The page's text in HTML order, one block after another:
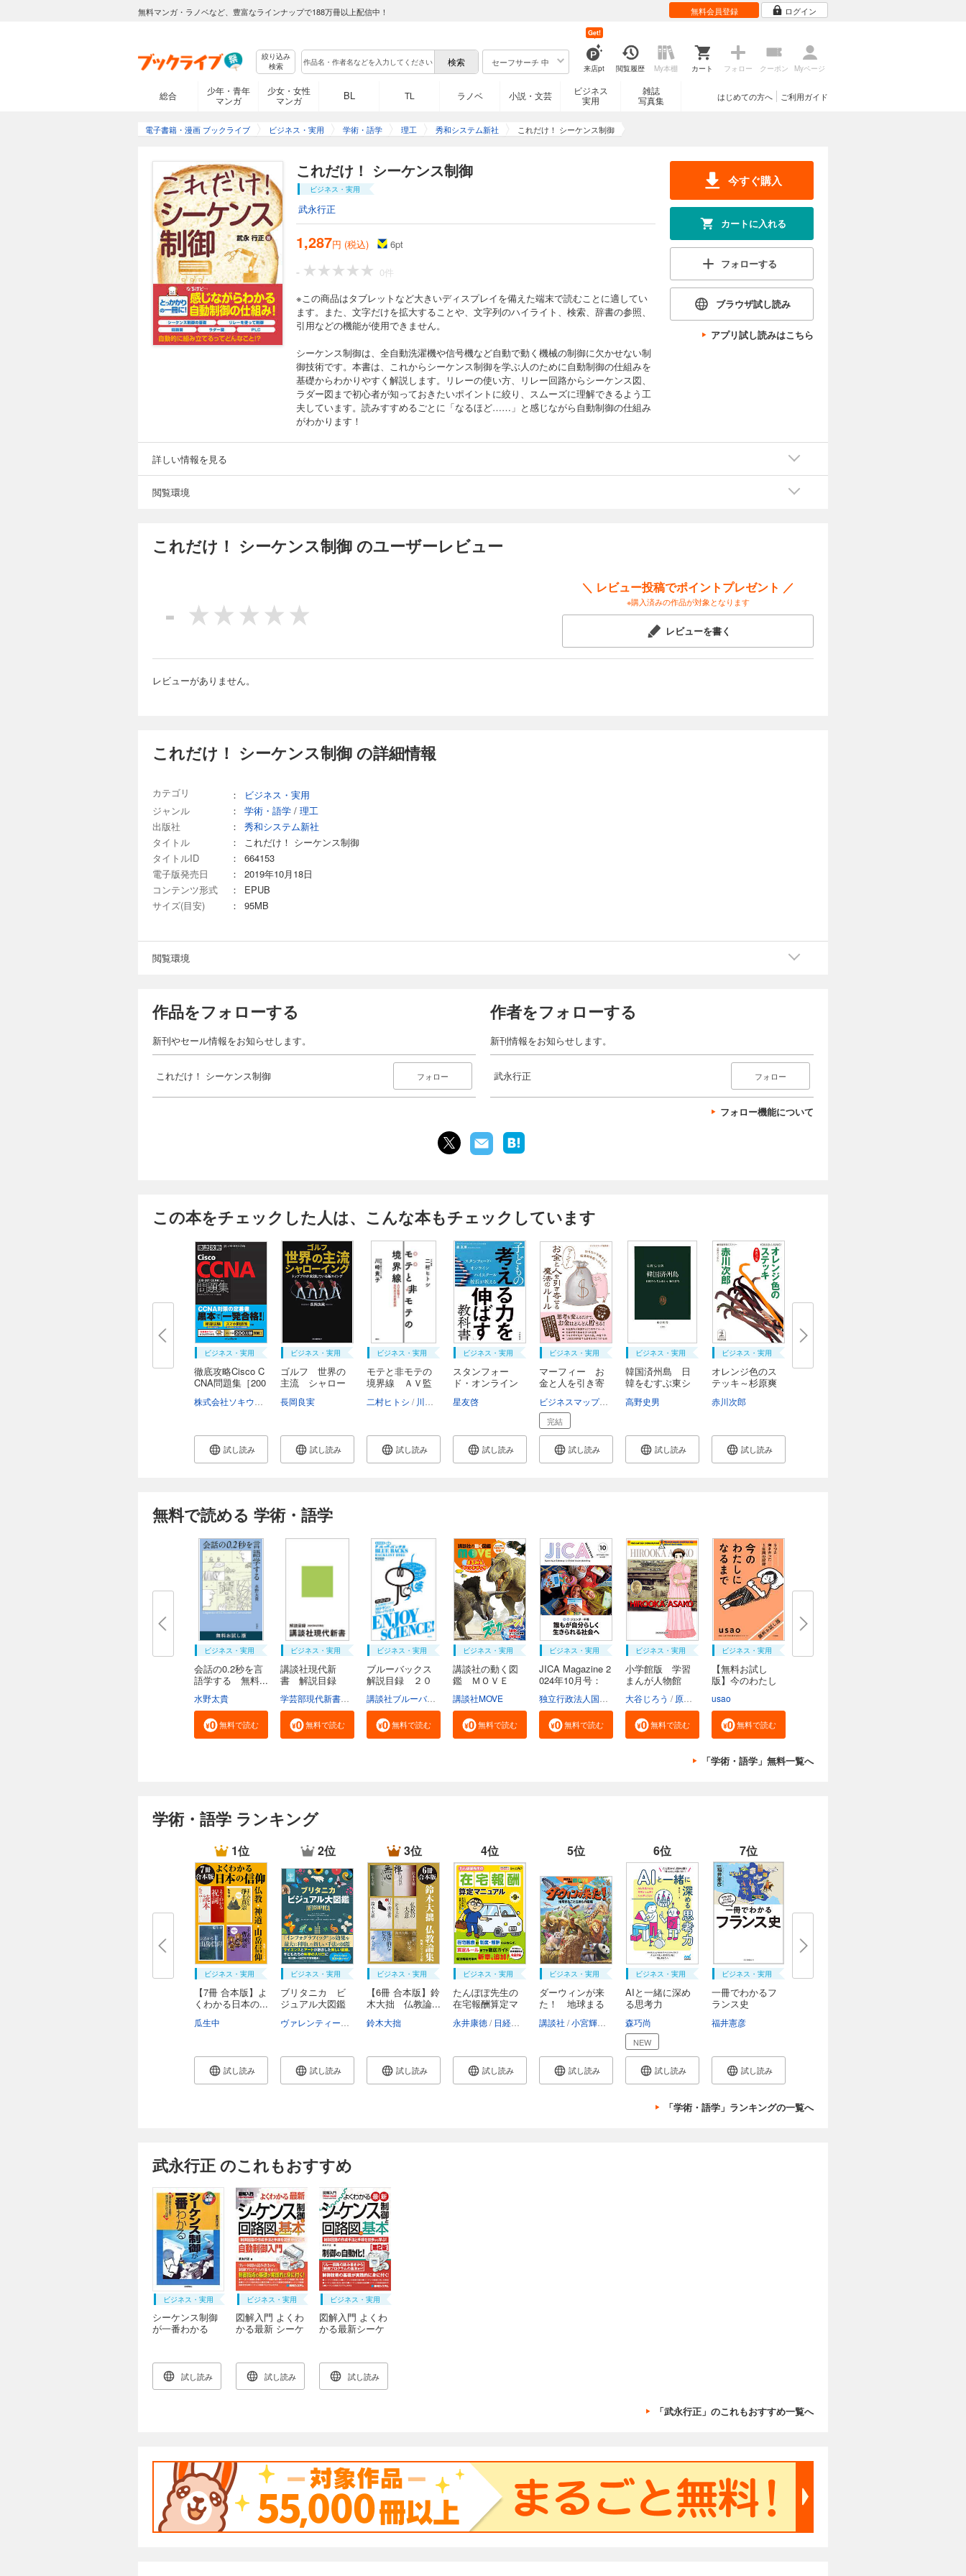
無料マンガ・ラノベなど、豊富なラインナップで188万冊以上配信中！ 無料会員登録 ログイン
絞り込み
検索
セーフサーチ 中
来店pt
Get!
閲覧履歴 My本棚 カート フォロー クーポン Myページ
総合
少年・青年
マンガ
少女・女性
マンガ
BL TL ラノベ 小説・文芸
ビジネス
実用
雑誌
写真集
ご利用ガイド
はじめての方へ
電子書籍・漫画 ブックライブ ビジネス・実用 学術・語学 理工 秀和システム新社 これだけ！ シーケンス制御
これだけ！ シーケンス制御
ビジネス・実用
武永行正
1,287円 (税込) 6pt
-
0件
※この商品はタブレットなど大きいディスプレイを備えた端末で読むことに適してい
ます。また、文字だけを拡大することや、文字列のハイライト、検索、辞書の参照、
引用などの機能が使用できません。
シーケンス制御は、全自動洗濯機や信号機など自動で動く機械の制御に欠かせない制
御技術です。本書は、これからシーケンス制御を学ぶ人のために自動制御の仕組みを
基礎からわかりやすく解説します。リレーの使い方、リレー回路からシーケンス図、
ラダー図まで初心者が知っておきたいポイントに絞り、スムーズに理解できるよう工
夫しています。読みすすめるごとに「なるほど……」と感じながら自動制御の仕組み
がわかります！
今すぐ購入
カートに入れる
フォローする
ブラウザ試し読み
アプリ試し読みはこちら
詳しい情報を見る
閲覧環境
これだけ！ シーケンス制御 のユーザーレビュー
-
＼ レビュー投稿でポイントプレゼント ／
※購入済みの作品が対象となります
レビューを書く
レビューがありません。
これだけ！ シーケンス制御 の詳細情報
カテゴリ ：
ビジネス・実用
ジャンル
： 学術・語学 / 理工
出版社
：
秀和システム新社
タイトル
：
これだけ！ シーケンス制御
タイトルID
：
664153
電子版発売日
：
2019年10月18日
コンテンツ形式
：
EPUB
サイズ(目安)
： 95MB
閲覧環境
作品をフォローする
新刊やセール情報をお知らせします。
これだけ！ シーケンス制御 フォロー
作者をフォローする
新刊情報をお知らせします。
武永行正 フォロー
フォロー機能について
この本をチェックした人は、こんな本もチェックしています
ビジネス・実用
徹底攻略Cisco C
CNA問題集［200
試し読み
ビジネス・実用
ゴルフ 世界の
主流 シャロー
長岡良実
試し読み
ビジネス・実用
モテと非モテの
境界線 ＡＶ監
二村ヒトシ 川崎貴子
試し読み
ビジネス・実用
スタンフォー
ド・オンライン
星友啓
試し読み
ビジネス・実用
マーフィー お
金と人を引き寄
ビジネスマップ編集部
完結
試し読み
ビジネス・実用
韓国済州島 日
韓をむすぶ東シ
高野史男
試し読み
ビジネス・実用
オレンジ色のス
テッキ～杉原爽
赤川次郎
試し読み
無料で読める 学術・語学
ビジネス・実用
会話の0.2秒を言
語学する 無料...
水野太貴
無料で読む
ビジネス・実用
講談社現代新
書 解説目録
無料で読む
ビジネス・実用
ブルーバックス
解説目録 ２０
講談社ブルーバックス
無料で読む
ビジネス・実用
講談社の動く図
鑑 ＭＯＶＥ
講談社MOVE
無料で読む
ビジネス・実用
JICA Magazine 2
024年10月号：
無料で読む
ビジネス・実用
小学館版 学習
まんが人物館
大谷じろう 原口泉
無料で読む
ビジネス・実用
【無料お試し
版】今のわたし
usao
無料で読む
「学術・語学」無料一覧へ
学術・語学 ランキング
1位
ビジネス・実用
【7冊 合本版】よ
くわかる日本の...
瓜生中
試し読み
2位
ビジネス・実用
ブリタニカ ビ
ジュアル大図鑑
アンドリュー・ペティ コンラッド・キルティ・ハーパー
試し読み
3位
ビジネス・実用
【6冊 合本版】鈴
木大拙 仏教論...
鈴木大拙
試し読み
4位
ビジネス・実用
たんぽぽ先生の
在宅報酬算定マ
永井康徳 日経ヘルスケア
試し読み
5位
ビジネス・実用
ダーウィンが来
た！ 地球まる
講談社 小宮輝之 宮崎佑介 對比地孝亘
試し読み
6位
ビジネス・実用
AIと一緒に深め
る思考力
森巧尚
NEW
試し読み
7位
ビジネス・実用
一冊でわかるフ
ランス史
福井憲彦
試し読み
「学術・語学」ランキングの一覧へ
武永行正 のこれもおすすめ
ビジネス・実用
シーケンス制御
が一番わかる
試し読み
ビジネス・実用
図解入門 よくわ
かる最新 シーケ
試し読み
ビジネス・実用
図解入門 よくわ
かる最新シーケ
試し読み
「武永行正」のこれもおすすめ一覧へ